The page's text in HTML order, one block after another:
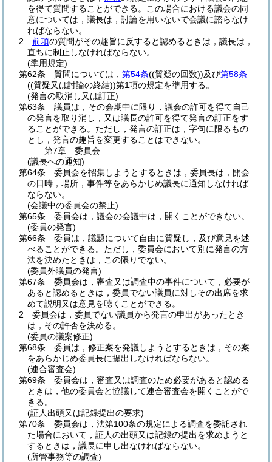
を得て質問することができる。
この場合における議会の同
意については，議長は，討論を用いないで会議に諮らなけ
ればならない。
2
前項の質問がその趣旨に反すると認めるときは，議長は，
直ちに制止しなければならない。
(準用規定)
第62条
質問については， 第54条((質疑の回数))及び第58条
((質疑又は討論の終結))第1項の規定を準用する。
(発言の取消し又は訂正)
第63条
議員は，その会期中に限り，議会の許可を得て自己
の発言を取り消し，又は議長の許可を得て発言の訂正をす
ることができる。 ただし，発言の訂正は，字句に限るもの
とし，発言の趣旨を変更することはできない。
第7章
委員会
(議長への通知)
第64条
委員会を招集しようとするときは，委員長は，開会
の日時，場所，事件等をあらかじめ議長に通知しなければ
ならない。
(会議中の委員会の禁止)
第65条
委員会は，議会の会議中は，開くことができない。
(委員の発言)
第66条
委員は，議題について自由に質疑し，及び意見を述
べることができる。 ただし，委員会において別に発言の方
法を決めたときは，この限りでない。
(委員外議員の発言)
第67条
委員会は，審査又は調査中の事件について，必要が
あると認めるときは，委員でない議員に対しその出席を求
めて説明又は意見を聴くことができる。
2
委員会は，委員でない議員から発言の申出があったとき
は，その許否を決める。
(委員の議案修正)
第68条
委員は，修正案を発議しようとするときは，その案
をあらかじめ委員長に提出しなければならない。
(連合審査会)
第69条
委員会は，審査又は調査のため必要があると認める
ときは，他の委員会と協議して連合審査会を開くことがで
きる。
(証人出頭又は記録提出の要求)
第70条
委員会は，法第100条の規定による調査を委託され
た場合において，証人の出頭又は記録の提出を求めようと
するときは，議長に申し出なければならない。
(所管事務等の調査)